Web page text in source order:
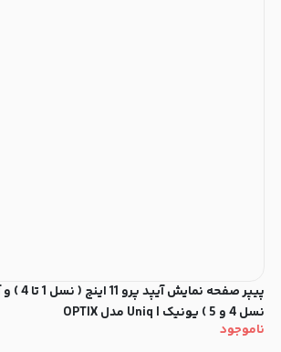
نسل 4 و 5 ) یونیک | Uniq مدل OPTIX
ناموجود